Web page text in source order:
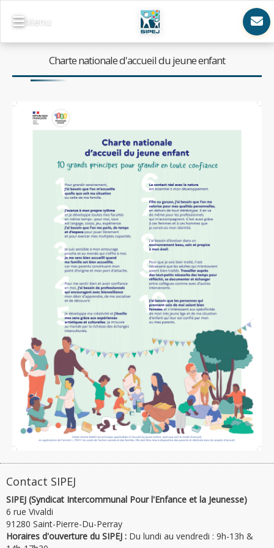
Menu
Charte nationale d'accueil du jeune enfant
Contact SIPEJ
SIPEJ (Syndicat Intercommunal Pour l'Enfance et la Jeunesse)
6 rue Vivaldi
91280 Saint-Pierre-Du-Perray
Horaires d'ouverture du SIPEJ : Du lundi au vendredi : 9h-13h &